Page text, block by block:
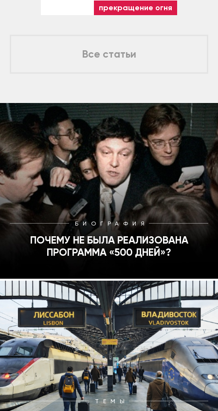
прекращение огня
Все статьи
БИОГРАФИЯ
ПОЧЕМУ НЕ БЫЛА РЕАЛИЗОВАНА
ПРОГРАММА «500 ДНЕЙ»?
ТЕМЫ